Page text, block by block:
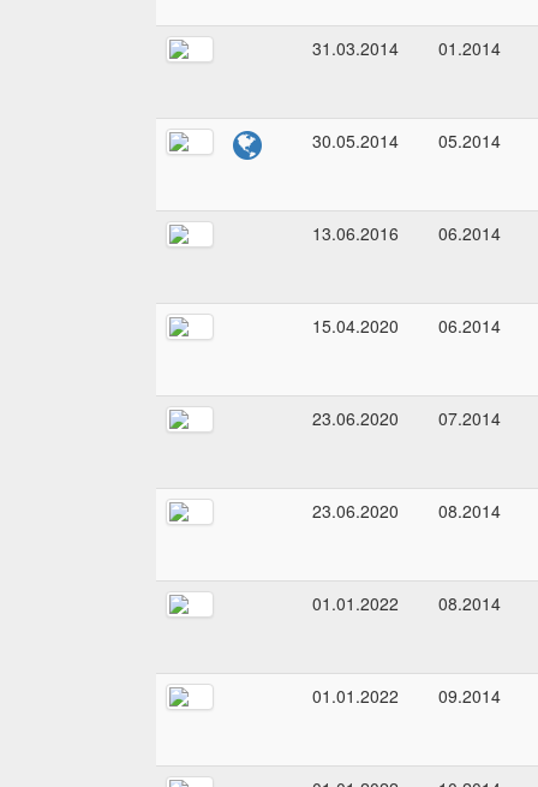
31.03.2014 01.2014
30.05.2014 05.2014
13.06.2016 06.2014
15.04.2020 06.2014
23.06.2020 07.2014
23.06.2020 08.2014
01.01.2022 08.2014
01.01.2022 09.2014